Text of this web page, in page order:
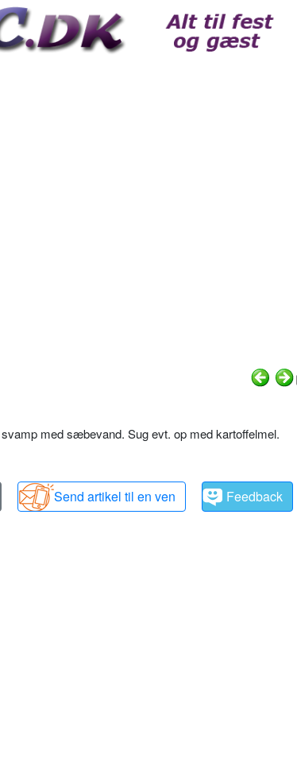
med sæbevand. Sug evt. op med kartoffelmel.
Send artikel til en ven Feedback